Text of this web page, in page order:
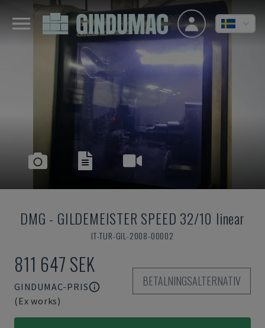
DMG - GILDEMEISTER SPEED 32/10 linear
IT-TUR-GIL-2008-00002
811 647 SEK
GINDUMAC-PRIS
(Ex works)
BETALNINGSALTERNATIV